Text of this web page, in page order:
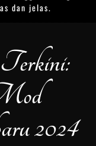
dan jelas.
2024